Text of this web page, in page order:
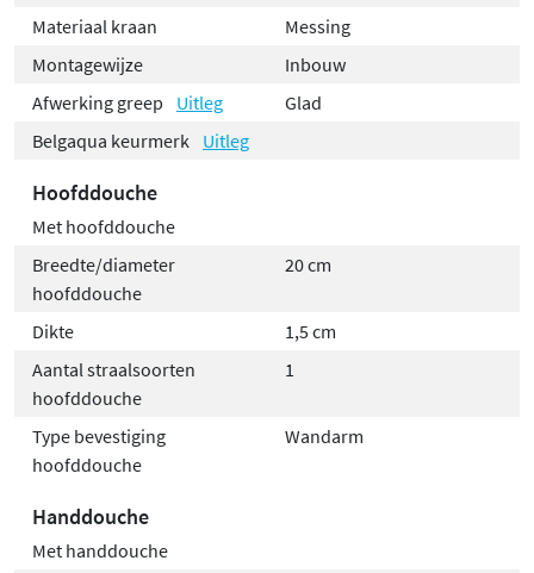
Materiaal kraan
Messing
Montagewijze
Inbouw
Afwerking greep
Uitleg
Glad
Belgaqua keurmerk
Uitleg
Hoofddouche
Met hoofddouche
Breedte/diameter
hoofddouche
20 cm
Dikte
1,5 cm
Aantal straalsoorten
hoofddouche
1
Type bevestiging
hoofddouche
Wandarm
Handdouche
Met handdouche